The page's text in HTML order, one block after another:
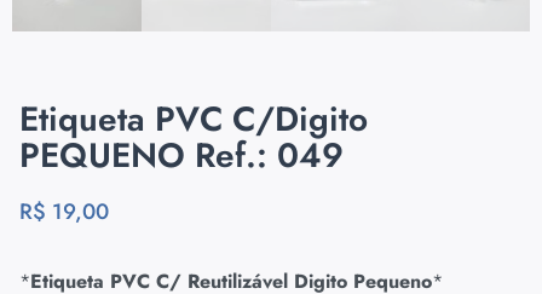
Etiqueta PVC C/Digito
PEQUENO Ref.: 049
R$ 19,00
*Etiqueta PVC C/ Reutilizável Digito Pequeno*